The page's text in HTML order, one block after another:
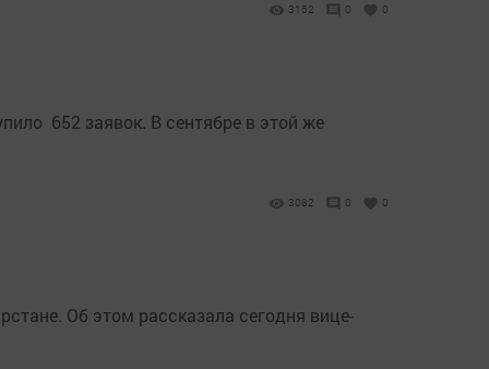
3152 0 0
652 заявок. В сентябре в этой же
3082 0 0
Об этом рассказала сегодня вице-